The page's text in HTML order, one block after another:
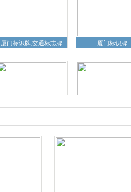
厦门标识牌,交通标志牌 厦门标识牌